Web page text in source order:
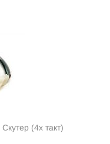
(4х такт)